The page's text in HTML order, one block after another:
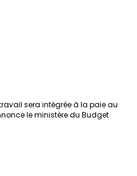
sera intégrée à la paie au
le ministère du Budget